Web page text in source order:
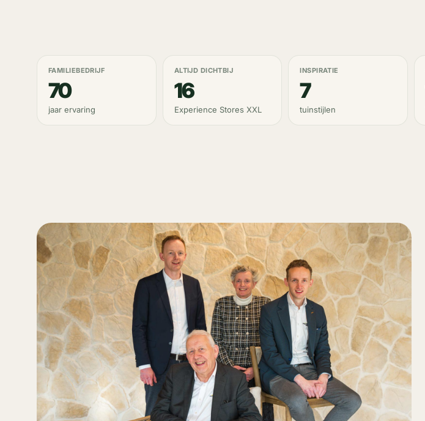
FAMILIEBEDRIJF
70
jaar ervaring
ALTIJD DICHTBIJ
16
Experience Stores XXL
INSPIRATIE
7
tuinstijlen